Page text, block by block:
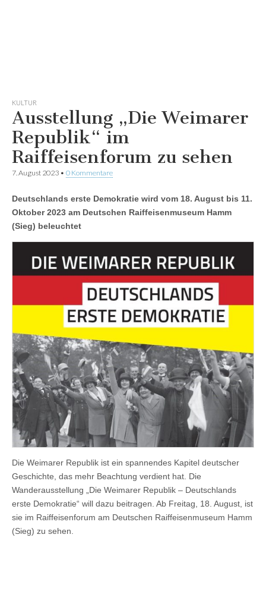
KULTUR
Ausstellung „Die Weimarer
Republik“ im
Raiffeisenforum zu sehen
7. August 2023 • 0 Kommentare
Deutschlands erste Demokratie wird vom 18. August bis 11.
Oktober 2023 am Deutschen Raiffeisenmuseum Hamm
(Sieg) beleuchtet
Die Weimarer Republik ist ein spannendes Kapitel deutscher
Geschichte, das mehr Beachtung verdient hat. Die
Wanderausstellung „Die Weimarer Republik – Deutschlands
erste Demokratie“ will dazu beitragen. Ab Freitag, 18. August, ist
sie im Raiffeisenforum am Deutschen Raiffeisenmuseum Hamm
(Sieg) zu sehen.